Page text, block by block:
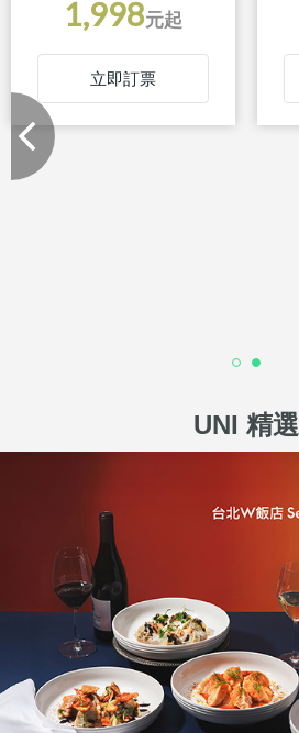
UNI 精選
1,998元起
立即訂票